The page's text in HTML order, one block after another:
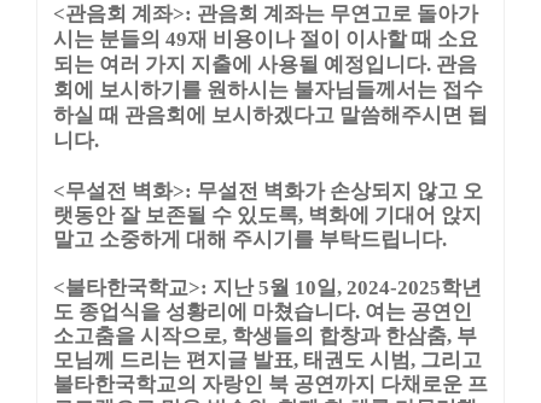
<관음회 계좌>: 관음회 계좌는 무연고로 돌아가
시는 분들의 49재 비용이나 절이 이사할 때 소요
되는 여러 가지 지출에 사용될 예정입니다. 관음
회에 보시하기를 원하시는 불자님들께서는 접수
하실 때 관음회에 보시하겠다고 말씀해주시면 됩
니다.
<무설전 벽화>: 무설전 벽화가 손상되지 않고 오
랫동안 잘 보존될 수 있도록, 벽화에 기대어 앉지
말고 소중하게 대해 주시기를 부탁드립니다.
<불타한국학교>: 지난 5월 10일, 2024-2025학년
도 종업식을 성황리에 마쳤습니다. 여는 공연인
소고춤을 시작으로, 학생들의 합창과 한삼춤, 부
모님께 드리는 편지글 발표, 태권도 시범, 그리고
불타한국학교의 자랑인 북 공연까지 다채로운 프